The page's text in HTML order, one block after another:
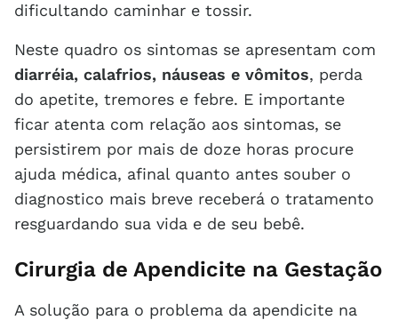
dificultando caminhar e tossir.
Neste quadro os sintomas se apresentam com
diarréia, calafrios, náuseas e vômitos, perda
do apetite, tremores e febre. E importante
ficar atenta com relação aos sintomas, se
persistirem por mais de doze horas procure
ajuda médica, afinal quanto antes souber o
diagnostico mais breve receberá o tratamento
resguardando sua vida e de seu bebê.
Cirurgia de Apendicite na Gestação
A solução para o problema da apendicite na